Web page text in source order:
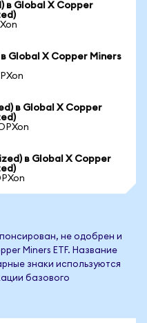
в Global X Copper
Global X Copper Miners
в Global X Copper
в Global X Copper
не одобрен и
Miners ETF. Название
знаки используются
базового